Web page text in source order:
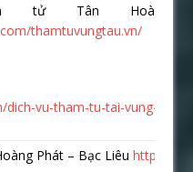
tử Tân Hoàng
thamtuvungtau.vn/
vu-tham-tu-tai-vung-tau-
Phát – Bạc Liêuhttps://